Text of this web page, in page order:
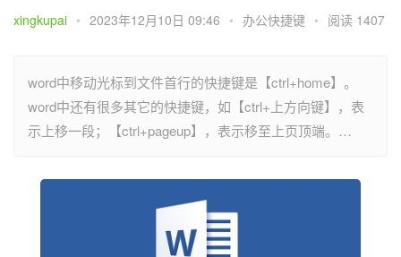
xingkupai • 2023年12月10日 09:46 • 办公快捷键 • 阅读 1407
word中移动光标到文件首行的快捷键是【ctrl+home】。
word中还有很多其它的快捷键，如【ctrl+上方向键】，表
示上移一段；【ctrl+pageup】，表示移至上页顶端。…